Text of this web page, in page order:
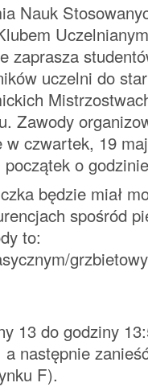
Nauk
zaprasza
uczelni do
Zawody
czwartek, 19
o
będzie miał
spośród
to:
13 do godziny
następnie
F).